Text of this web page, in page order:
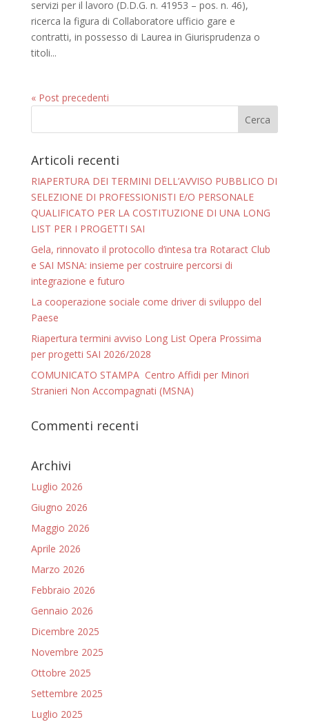
servizi per il lavoro (D.D.G. n. 41953 – pos. n. 46),
ricerca la figura di Collaboratore ufficio gare e
contratti, in possesso di Laurea in Giurisprudenza o
titoli...
« Post precedenti
Articoli recenti
RIAPERTURA DEI TERMINI DELL’AVVISO PUBBLICO DI
SELEZIONE DI PROFESSIONISTI E/O PERSONALE
QUALIFICATO PER LA COSTITUZIONE DI UNA LONG
LIST PER I PROGETTI SAI
Gela, rinnovato il protocollo d’intesa tra Rotaract Club
e SAI MSNA: insieme per costruire percorsi di
integrazione e futuro
La cooperazione sociale come driver di sviluppo del
Paese
Riapertura termini avviso Long List Opera Prossima
per progetti SAI 2026/2028
COMUNICATO STAMPA Centro Affidi per Minori
Stranieri Non Accompagnati (MSNA)
Commenti recenti
Archivi
Luglio 2026
Giugno 2026
Maggio 2026
Aprile 2026
Marzo 2026
Febbraio 2026
Gennaio 2026
Dicembre 2025
Novembre 2025
Ottobre 2025
Settembre 2025
Luglio 2025